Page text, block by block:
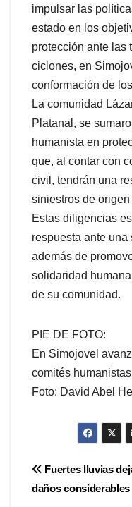
impulsar las
estado en los
protección ante las
ciclones, en
conformación de
La comunidad
Platanal, se
humanista en
que, al contar con
civil, tendrán una
siniestros de
Estas diligencias
respuesta ante
además de
solidaridad
de su comunidad.
PIE DE FOTO:
En Simojovel
comités
Foto: David Abel
Fuertes lluvias
daños considerables